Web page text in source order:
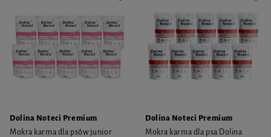
Dolina Noteci Premium
Mokra karma dla psów junior
Dolina Noteci Premium
Mokra karma dla psa Dolina